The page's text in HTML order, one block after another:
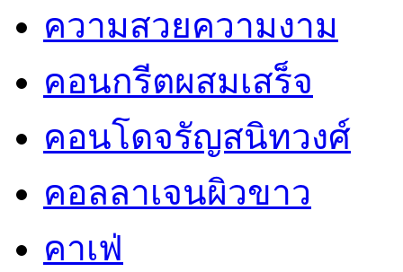
ความสวยความงาม
คอนกรีตผสมเสร็จ
คอนโดจรัญสนิทวงศ์
คอลลาเจนผิวขาว
คาเฟ่